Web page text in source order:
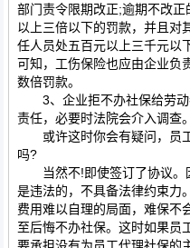
部门责令限期改正;逾期不改
以上三倍以下的罚款，并且对
任人员处五百元以上三千元以
可知，工伤保险也应由企业负
数倍罚款。
3、企业拒不办社保给劳动
责任，必要时法院会介入调查。
或许这时你会有疑问，员
吗?
当然不!即使签订了协议。
是违法的，不具备法律约束力
费用难以自理的局面，难保不
至后悔不办社保。这时如果员